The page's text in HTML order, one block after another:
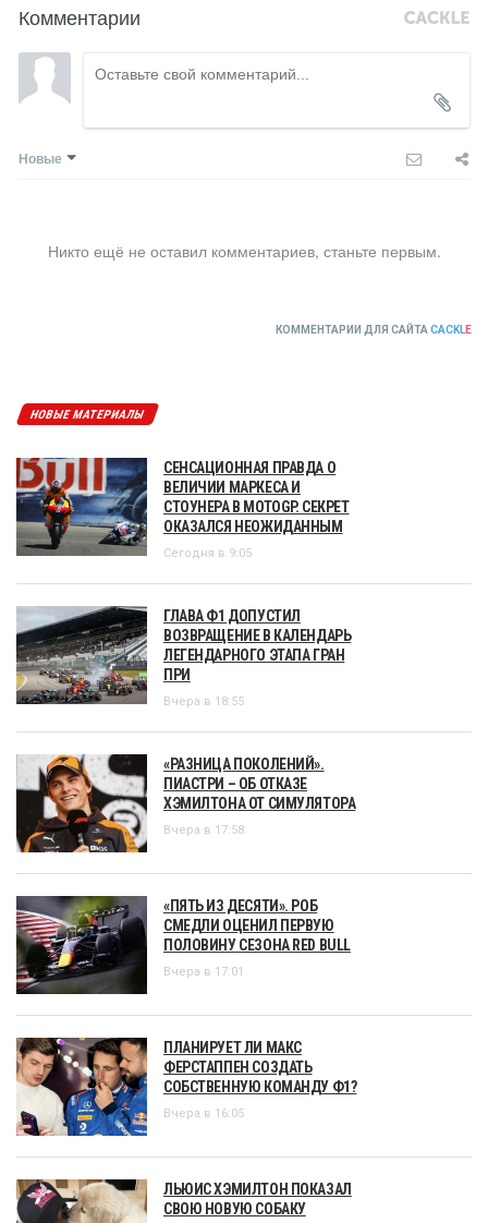
Комментарии
Новые
Никто ещё не оставил комментариев, станьте первым.
КОММЕНТАРИИ ДЛЯ САЙТА CACKLE
НОВЫЕ МАТЕРИАЛЫ
СЕНСАЦИОННАЯ ПРАВДА О
ВЕЛИЧИИ МАРКЕСА И
СТОУНЕРА В MOTOGP. СЕКРЕТ
ОКАЗАЛСЯ НЕОЖИДАННЫМ
Сегодня в 9:05
ГЛАВА Ф1 ДОПУСТИЛ
ВОЗВРАЩЕНИЕ В КАЛЕНДАРЬ
ЛЕГЕНДАРНОГО ЭТАПА ГРАН
ПРИ
Вчера в 18:55
«РАЗНИЦА ПОКОЛЕНИЙ».
ПИАСТРИ – ОБ ОТКАЗЕ
ХЭМИЛТОНА ОТ СИМУЛЯТОРА
Вчера в 17:58
«ПЯТЬ ИЗ ДЕСЯТИ». РОБ
СМЕДЛИ ОЦЕНИЛ ПЕРВУЮ
ПОЛОВИНУ СЕЗОНА RED BULL
Вчера в 17:01
ПЛАНИРУЕТ ЛИ МАКС
ФЕРСТАППЕН СОЗДАТЬ
СОБСТВЕННУЮ КОМАНДУ Ф1?
Вчера в 16:05
ЛЬЮИС ХЭМИЛТОН ПОКАЗАЛ
СВОЮ НОВУЮ СОБАКУ